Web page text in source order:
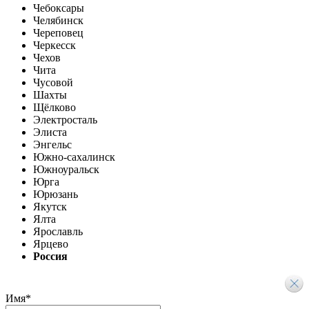
Чебоксары
Челябинск
Череповец
Черкесск
Чехов
Чита
Чусовой
Шахты
Щёлково
Электросталь
Элиста
Энгельс
Южно-сахалинск
Южноуральск
Юрга
Юрюзань
Якутск
Ялта
Ярославль
Ярцево
Россия
Имя*